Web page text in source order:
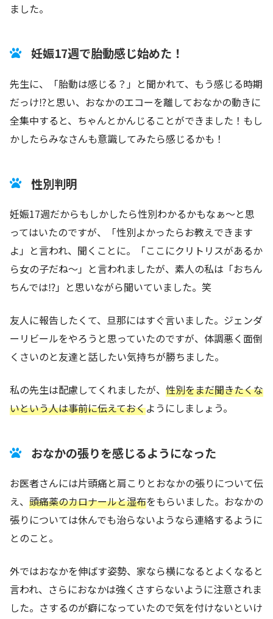
ました。
妊娠17週で胎動感じ始めた！
先生に、「胎動は感じる？」と聞かれて、もう感じる時期
だっけ⁉と思い、おなかのエコーを離しておなかの動きに
全集中すると、ちゃんとかんじることができました！もし
かしたらみなさんも意識してみたら感じるかも！
性別判明
妊娠17週だからもしかしたら性別わかるかもなぁ～と思
ってはいたのですが、「性別よかったらお教えできます
よ」と言われ、聞くことに。「ここにクリトリスがあるか
ら女の子だね～」と言われましたが、素人の私は「おちん
ちんでは⁉」と思いながら聞いていました。笑
友人に報告したくて、旦那にはすぐ言いました。ジェンダ
ーリビールをやろうと思っていたのですが、体調悪く面倒
くさいのと友達と話したい気持ちが勝ちました。
私の先生は配慮してくれましたが、 性別をまだ聞きたくな
いという人は事前に伝えておくようにしましょう。
おなかの張りを感じるようになった
お医者さんには片頭痛と肩こりとおなかの張りについて伝
え、 頭痛薬のカロナールと湿布をもらいました。おなかの
張りについては休んでも治らないようなら連絡するように
とのこと。
外ではおなかを伸ばす姿勢、家なら横になるとよくなると
言われ、さらにおなかは強くさすらないように注意されま
した。さするのが癖になっていたので気を付けないといけ